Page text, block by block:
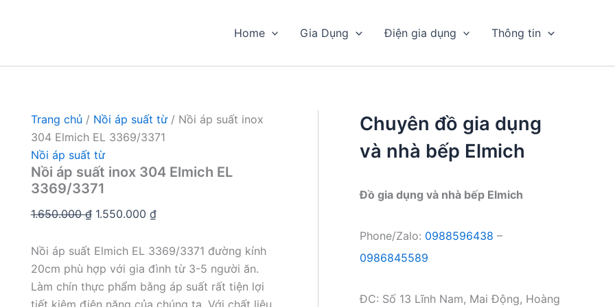
Home Gia Dụng Điện gia dụng Thông tin
Trang chủ / Nồi áp suất từ/ Nồi áp suất inox
304 Elmich EL 3369/3371
Nồi áp suất từ
Nồi áp suất inox 304 Elmich EL
3369/3371
1.650.000₫ Giá
là:
1.650.000 ₫.
1.550.000 ₫Giá
tại
là:
1.550.000 ₫.
Nồi áp suất Elmich EL 3369/3371 đường kính
20cm phù hợp với gia đình từ 3-5 người ăn.
Làm chín thực phẩm bằng áp suất rất tiện lợi
tiết kiệm điện năng của chúng ta. Với chất liệu
Chuyên đồ gia dụng
và nhà bếp Elmich
Đồ gia dụng và nhà bếp Elmich
Phone/Zalo: 0988596438 –
0986845589
ĐC: Số 13 Lĩnh Nam, Mai Động, Hoàng